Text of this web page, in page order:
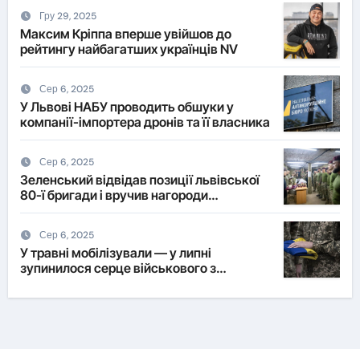
Гру 29, 2025
Максим Кріппа вперше увійшов до
рейтингу найбагатших українців NV
Сер 6, 2025
У Львові НАБУ проводить обшуки у
компанії-імпортера дронів та її власника
Сер 6, 2025
Зеленський відвідав позиції львівської
80-ї бригади і вручив нагороди
військовим
Сер 6, 2025
У травні мобілізували — у липні
зупинилося серце військового з